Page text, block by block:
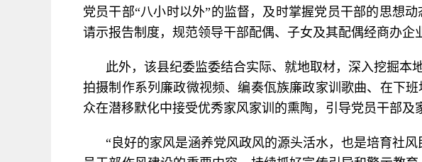
党员干部“八小时以外”的监督，及时掌握党员干部的思想
请示报告制度，规范领导干部配偶、子女及其配偶经商办企
此外，该县纪委监委结合实际、就地取材，深入挖掘本
拍摄制作系列廉政微视频、编奏佤族廉政家训歌曲、在下
众在潜移默化中接受优秀家风家训的熏陶，引导党员干部
“良好的家风是涵养党风政风的源头活水，也是培育社